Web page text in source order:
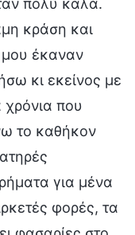
κράση και
έκαναν
κι εκείνος με
χρόνια που
το καθήκον
για μένα
φορές, τα